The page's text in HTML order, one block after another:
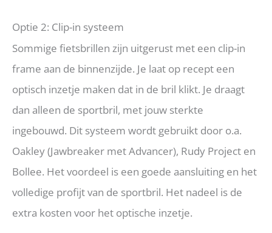
Optie 2: Clip-in systeem
Sommige fietsbrillen zijn uitgerust met een clip-in
frame aan de binnenzijde. Je laat op recept een
optisch inzetje maken dat in de bril klikt. Je draagt
dan alleen de sportbril, met jouw sterkte
ingebouwd. Dit systeem wordt gebruikt door o.a.
Oakley (Jawbreaker met Advancer), Rudy Project en
Bollee. Het voordeel is een goede aansluiting en het
volledige profijt van de sportbril. Het nadeel is de
extra kosten voor het optische inzetje.